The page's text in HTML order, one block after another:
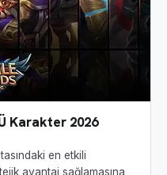
Karakter 2026
en etkili
avantaj sağlamasına